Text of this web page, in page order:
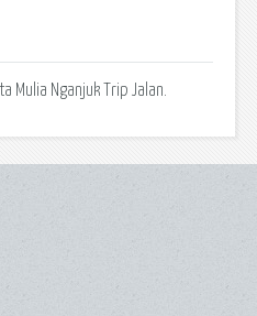
Mulia Nganjuk Trip Jalan.